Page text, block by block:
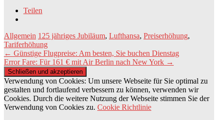
Teilen
Allgemein 125 jähriges Jubiläum, Lufthansa, Preiserhöhung,
Tariferhöhung
Beitragsnavigation
← Günstige Flugpreise: Am besten, Sie buchen Dienstag
Error Fare: Für 161 € mit Air Berlin nach New York →
Verwendung von Cookies: Um unsere Webseite für Sie optimal zu
gestalten und fortlaufend verbessern zu können, verwenden wir
Cookies. Durch die weitere Nutzung der Webseite stimmen Sie der
Verwendung von Cookies zu. Cookie Richtlinie